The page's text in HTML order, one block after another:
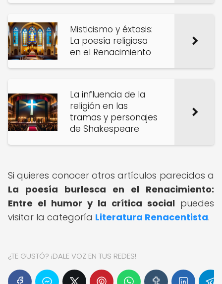
Misticismo y éxtasis:
La poesía religiosa
en el Renacimiento
La influencia de la
religión en las
tramas y personajes
de Shakespeare
Si quieres conocer otros artículos parecidos a
La poesía burlesca en el Renacimiento:
Entre el humor y la crítica social puedes
visitar la categoría Literatura Renacentista.
¿TE GUSTÓ? ¡DALE VOZ EN TUS REDES!